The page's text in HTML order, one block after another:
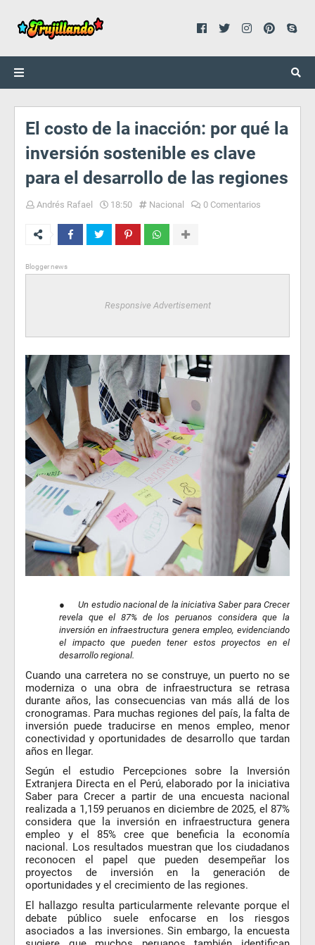
El costo de la inacción: por qué la
inversión sostenible es clave
para el desarrollo de las regiones
Andrés Rafael 18:50 Nacional 0 Comentarios
Blogger news
Responsive Advertisement
●
Un estudio nacional de la iniciativa Saber para Crecer
revela que el 87% de los peruanos considera que la
inversión en infraestructura genera empleo, evidenciando
el impacto que pueden tener estos proyectos en el
desarrollo regional.
Cuando una carretera no se construye, un puerto no se
moderniza o una obra de infraestructura se retrasa
durante años, las consecuencias van más allá de los
cronogramas. Para muchas regiones del país, la falta de
inversión puede traducirse en menos empleo, menor
conectividad y oportunidades de desarrollo que tardan
años en llegar.
Según el estudio Percepciones sobre la Inversión
Extranjera Directa en el Perú, elaborado por la iniciativa
Saber para Crecer a partir de una encuesta nacional
realizada a 1,159 peruanos en diciembre de 2025, el 87%
considera que la inversión en infraestructura genera
empleo y el 85% cree que beneficia la economía
nacional. Los resultados muestran que los ciudadanos
reconocen el papel que pueden desempeñar los
proyectos de inversión en la generación de
oportunidades y el crecimiento de las regiones.
El hallazgo resulta particularmente relevante porque el
debate público suele enfocarse en los riesgos
asociados a las inversiones. Sin embargo, la encuesta